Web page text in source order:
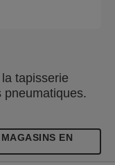
tapisserie
pneumatiques.
EN